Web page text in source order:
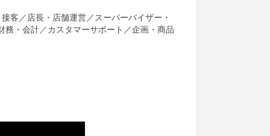
客 ／ 店長・店舗運営／ スーパーバイザー・
務・会計／カスタマーサポート ／企画・商品